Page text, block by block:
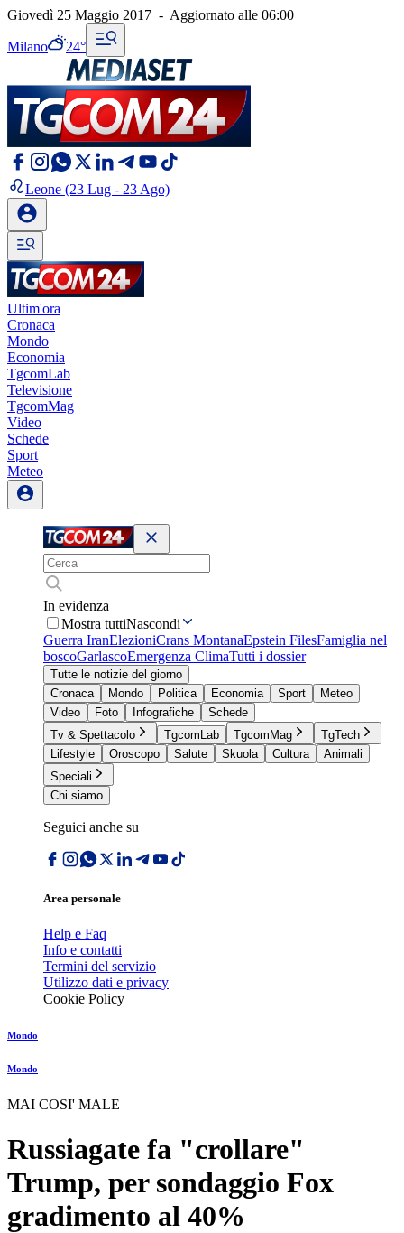
Giovedì 25 Maggio 2017 - Aggiornato alle 06:00
Milano 24°
Leone (23 Lug - 23 Ago)
Ultim'ora
Cronaca
Mondo
Economia
TgcomLab
Televisione
TgcomMag
Video
Schede
Sport
Meteo
In evidenza
Mostra tuttiNascondi
Guerra IranElezioniCrans MontanaEpstein FilesFamiglia nel
boscoGarlascoEmergenza ClimaTutti i dossier
Tutte le notizie del giorno
Cronaca
Mondo Politica Economia Sport
Meteo
Video
Foto Infografiche
Schede
Tv & Spettacolo
TgcomLab TgcomMag
TgTech
Lifestyle
Oroscopo Salute Skuola Cultura
Animali
Speciali
Chi siamo
Seguici anche su
Area personale
Help e Faq
Info e contatti
Termini del servizio
Utilizzo dati e privacy
Cookie Policy
Mondo
Mondo
MAI COSI' MALE
Russiagate fa "crollare"
Trump, per sondaggio Fox
gradimento al 40%